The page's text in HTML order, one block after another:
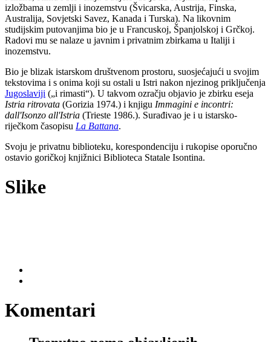
izložbama u zemlji i inozemstvu (Švicarska, Austrija, Finska,
Australija, Sovjetski Savez, Kanada i Turska). Na likovnim
studijskim putovanjima bio je u Francuskoj, Španjolskoj i Grčkoj.
Radovi mu se nalaze u javnim i privatnim zbirkama u Italiji i
inozemstvu.
Bio je blizak istarskom društvenom prostoru, suosjećajući u svojim
tekstovima i s onima koji su ostali u Istri nakon njezinog priključenja
Jugoslaviji („i rimasti“). U takvom ozračju objavio je zbirku eseja
Istria ritrovata (Gorizia 1974.) i knjigu Immagini e incontri:
dall'Isonzo all'Istria (Trieste 1986.). Surađivao je i u istarsko-
riječkom časopisu La Battana.
Svoju je privatnu biblioteku, korespondenciju i rukopise oporučno
ostavio goričkoj knjižnici Biblioteca Statale Isontina.
Slike
Komentari